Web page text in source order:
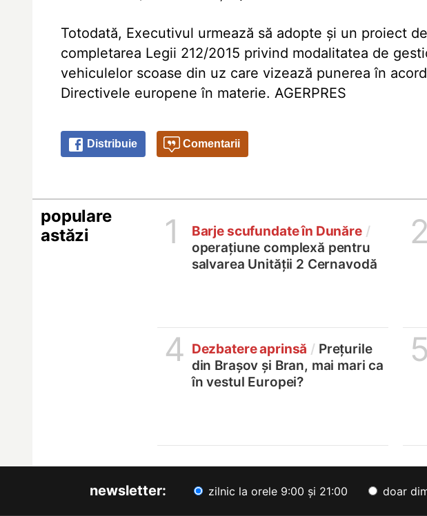
Totodată, Executivul urmează să adopte şi un proiect
completarea Legii 212/2015 privind modalitatea de
vehiculelor scoase din uz care vizează punerea în
Directivele europene în materie. AGERPRES
Distribuie Comentarii
populare
astăzi
1 Barje scufundate în Dunăre /
operațiune complexă pentru
salvarea Unității 2 Cernavodă
2
4 Dezbatere aprinsă / Prețurile
din Brașov și Bran, mai mari ca
în vestul Europei?
5
newsletter: zilnic la orele 9:00 și 21:00 doar